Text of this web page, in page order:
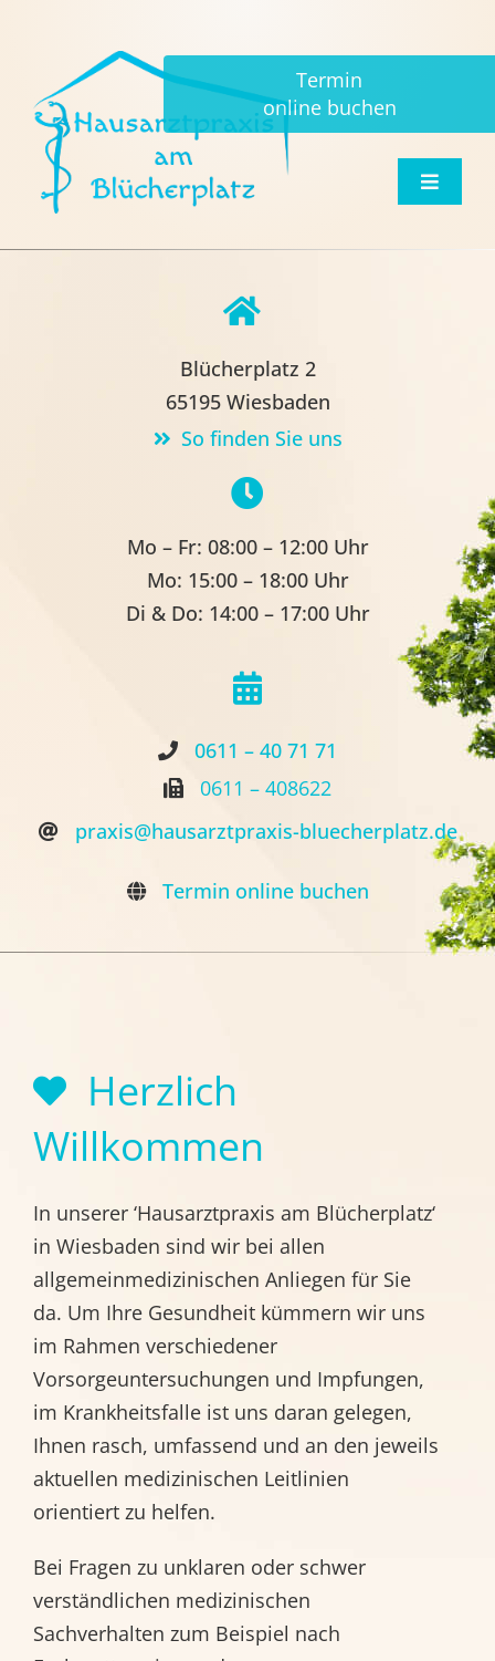
springen
Termin
online buchen
Toggle
Kontakt
Blücherplatz 2
65195 Wiesbaden
So finden Sie uns
Mo – Fr: 08:00 – 12:00 Uhr
Mo: 15:00 – 18:00 Uhr
Di & Do: 14:00 – 17:00 Uhr
0611 – 40 71 71
0611 – 408622
praxis@hausarztpraxis-bluecherplatz.de
Termin online buchen
Herzlich
Willkommen
In unserer ‘Hausarztpraxis am Blücherplatz‘
in Wiesbaden sind wir bei allen
allgemeinmedizinischen Anliegen für Sie
da. Um Ihre Gesundheit kümmern wir uns
im Rahmen verschiedener
Vorsorgeuntersuchungen und Impfungen,
im Krankheitsfalle ist uns daran gelegen,
Ihnen rasch, umfassend und an den jeweils
aktuellen medizinischen Leitlinien
orientiert zu helfen.
Bei Fragen zu unklaren oder schwer
verständlichen medizinischen
Sachverhalten zum Beispiel nach